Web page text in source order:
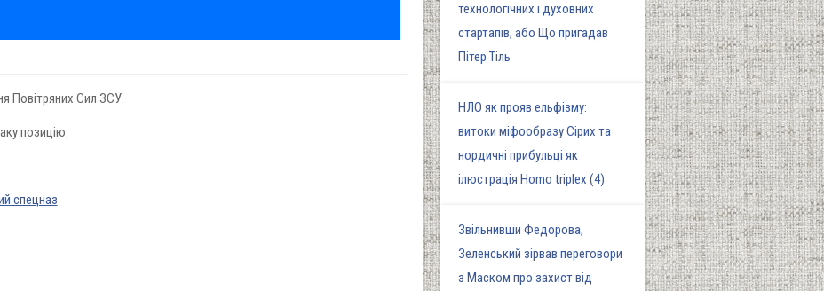
Повітряних Сил ЗСУ.
позицію.
спецназ
технологічних і духовних
стартапів, або Що пригадав
Пітер Тіль
НЛО як прояв ельфізму:
витоки міфообразу Сірих та
нордичні прибульці як
ілюстрація Homo triplex (4)
Звільнивши Федорова,
Зеленський зірвав переговори
з Маском про захист від